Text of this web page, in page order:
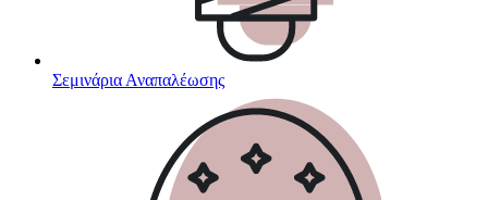
Σεμινάρια Αναπαλέωσης